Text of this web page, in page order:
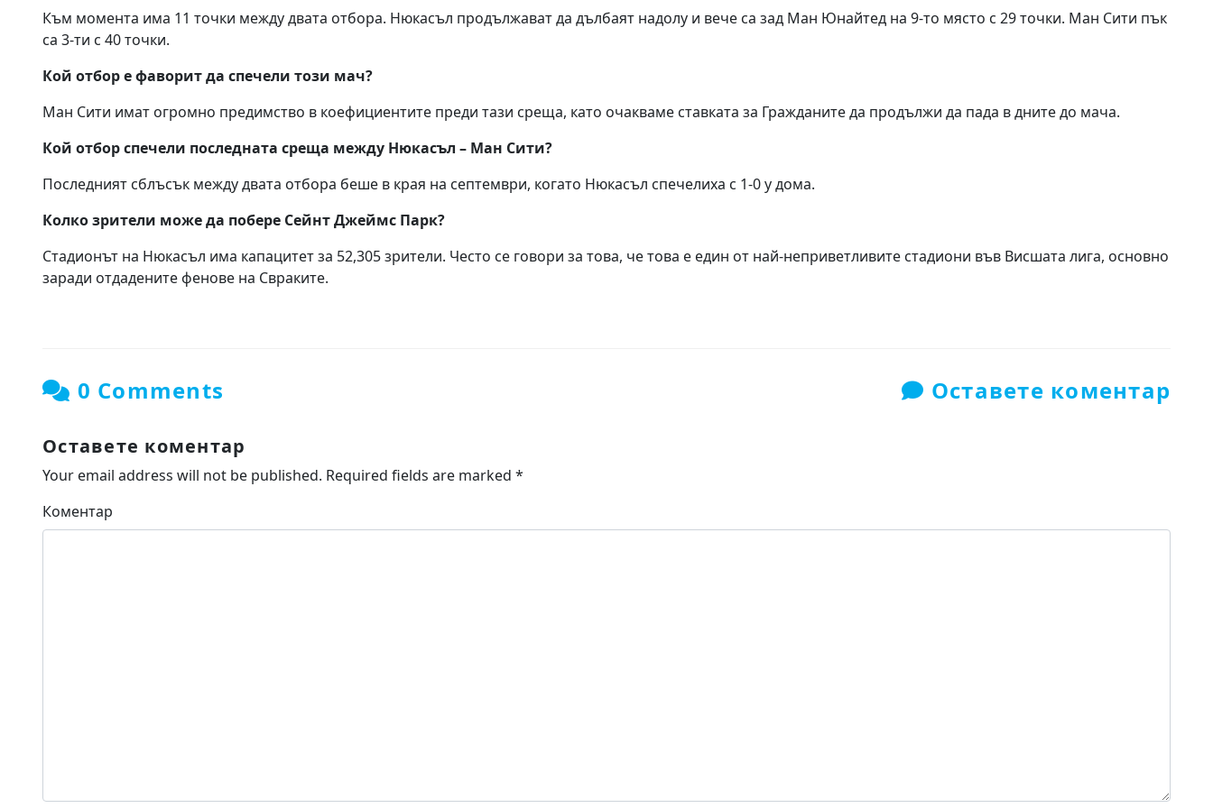
Към момента има 11 точки между двата отбора. Нюкасъл продължават да дълбаят надолу и вече са зад Ман Юнайтед на 9-то място с 29 точки. Ман Сити пък
са 3-ти с 40 точки.
Кой отбор е фаворит да спечели този мач?
Ман Сити имат огромно предимство в коефициентите преди тази среща, като очакваме ставката за Гражданите да продължи да пада в дните до мача.
Кой отбор спечели последната среща между Нюкасъл – Ман Сити?
Последният сблъсък между двата отбора беше в края на септември, когато Нюкасъл спечелиха с 1-0 у дома.
Колко зрители може да побере Сейнт Джеймс Парк?
Стадионът на Нюкасъл има капацитет за 52,305 зрители. Често се говори за това, че това е един от най-неприветливите стадиони във Висшата лига, основно
заради отдадените фенове на Свраките.
0 Comments Оставете коментар
Оставете коментар
Your email address will not be published. Required fields are marked *
Коментар